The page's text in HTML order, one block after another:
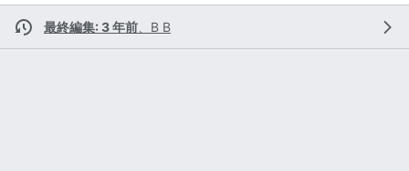
最終編集: 3 年前 B B